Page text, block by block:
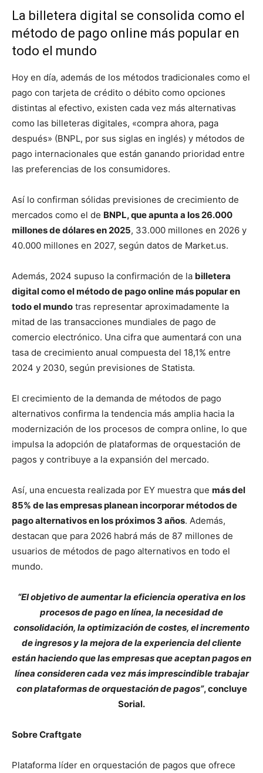
La billetera digital se consolida como el
método de pago online más popular en
todo el mundo
Hoy en día, además de los métodos tradicionales como el
pago con tarjeta de crédito o débito como opciones
distintas al efectivo, existen cada vez más alternativas
como las billeteras digitales, «compra ahora, paga
después» (BNPL, por sus siglas en inglés) y métodos de
pago internacionales que están ganando prioridad entre
las preferencias de los consumidores.
Así lo confirman sólidas previsiones de crecimiento de
mercados como el de BNPL, que apunta a los 26.000
millones de dólares en 2025, 33.000 millones en 2026 y
40.000 millones en 2027, según datos de Market.us.
Además, 2024 supuso la confirmación de la billetera
digital como el método de pago online más popular en
todo el mundo tras representar aproximadamente la
mitad de las transacciones mundiales de pago de
comercio electrónico. Una cifra que aumentará con una
tasa de crecimiento anual compuesta del 18,1% entre
2024 y 2030, según previsiones de Statista.
El crecimiento de la demanda de métodos de pago
alternativos confirma la tendencia más amplia hacia la
modernización de los procesos de compra online, lo que
impulsa la adopción de plataformas de orquestación de
pagos y contribuye a la expansión del mercado.
Así, una encuesta realizada por EY muestra que más del
85% de las empresas planean incorporar métodos de
pago alternativos en los próximos 3 años. Además,
destacan que para 2026 habrá más de 87 millones de
usuarios de métodos de pago alternativos en todo el
mundo.
“El objetivo de aumentar la eficiencia operativa en los
procesos de pago en línea, la necesidad de
consolidación, la optimización de costes, el incremento
de ingresos y la mejora de la experiencia del cliente
están haciendo que las empresas que aceptan pagos en
línea consideren cada vez más imprescindible trabajar
con plataformas de orquestación de pagos”, concluye
Sorial.
Sobre Craftgate
Plataforma líder en orquestación de pagos que ofrece